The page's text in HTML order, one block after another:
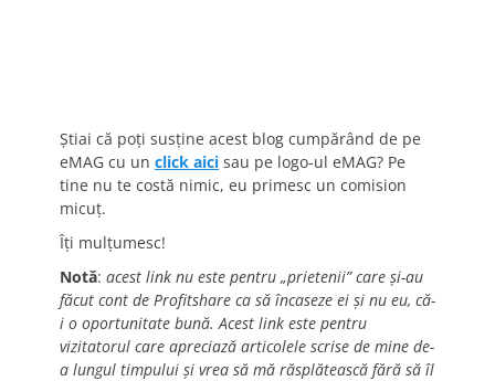
Știai că poți susține acest blog cumpărând de pe
eMAG cu un click aici sau pe logo-ul eMAG? Pe
tine nu te costă nimic, eu primesc un comision
micuț.
Îți mulțumesc!
Notă: acest link nu este pentru „prietenii” care și-au
făcut cont de Profitshare ca să încaseze ei și nu eu, că-
i o oportunitate bună. Acest link este pentru
vizitatorul care apreciază articolele scrise de mine de-
a lungul timpului și vrea să mă răsplătească fără să îl